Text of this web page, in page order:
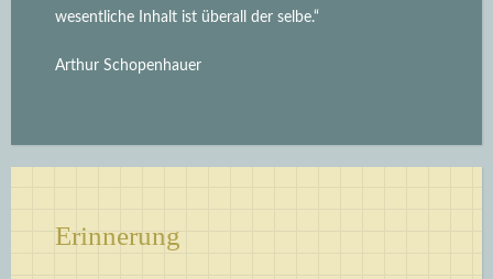
wesentliche Inhalt ist überall der selbe.“
Arthur Schopenhauer
Erinnerung